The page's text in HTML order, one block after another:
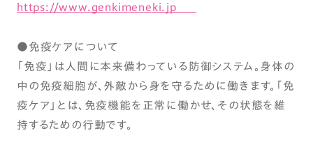
https://www.genkimeneki.jp
●免疫ケアについて
「免疫」は人間に本来備わっている防御システム。身体の
中の免疫細胞が、外敵から身を守るために働きます。「免
疫ケア」とは、免疫機能を正常に働かせ、その状態を維
持するための行動です。